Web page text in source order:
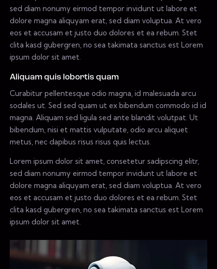
sed diam nonumy eirmod tempor invidunt ut labore et
dolore magna aliquyam erat, sed diam voluptua. At vero
eos et accusam et justo duo dolores et ea rebum. Stet
clita kasd gubergren, no sea takimata sanctus est Lorem
ipsum dolor sit amet.
Aliquam quis lobortis quam
Curabitur pellentesque odio magna, id malesuada arcu
sodales ut. Sed sed quam ut ex bibendum commodo id id
magna. Aliquam sed ligula sed ante blandit volutpat. Ut
bibendum, nisi et mattis vulputate, odio arcu aliquet
metus, nec dapibus risus risus quis lectus.
Lorem ipsum dolor sit amet, consetetur sadipscing elitr,
sed diam nonumy eirmod tempor invidunt ut labore et
dolore magna aliquyam erat, sed diam voluptua. At vero
eos et accusam et justo duo dolores et ea rebum. Stet
clita kasd gubergren, no sea takimata sanctus est Lorem
ipsum dolor sit amet.